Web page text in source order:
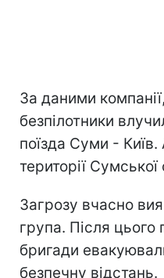
За даними
безпілотники
поїзда Суми -
території Сумської
Загрозу вчасно
група. Після цього
бригади
безпечну відстань.